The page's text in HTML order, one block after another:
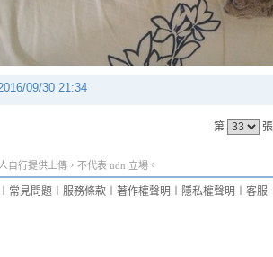
09/30 21:34
第
自行提供上傳，不代表 udn 立場。
常見問題 服務條款 著作權聲明 隱私權聲明 客服